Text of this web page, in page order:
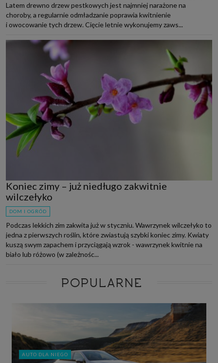
Latem drewno drzew pestkowych jest najmniej narażone na
choroby, a regularnie odmładzanie poprawia kwitnienie
i owocowanie tych drzew. Cięcie letnie wykonujemy zaws...
Koniec zimy – już niedługo zakwitnie
wilczełyko
DOM I OGRÓD
Podczas lekkich zim zakwita już w styczniu. Wawrzynek wilczełyko to
jedna z pierwszych roślin, które zwiastują szybki koniec zimy. Kwiaty
kuszą swym zapachem i przyciągają wzrok - wawrzynek kwitnie na
biało lub różowo (w zależnośc...
POPULARNE
AUTO DLA NIEGO